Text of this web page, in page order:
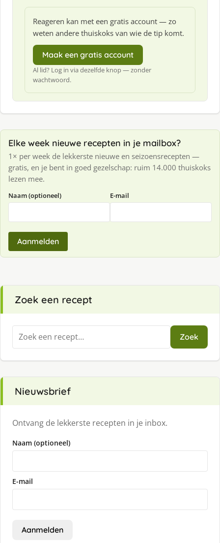
Reageren kan met een gratis account — zo
weten andere thuiskoks van wie de tip komt.
Maak een gratis account
Al lid? Log in via dezelfde knop — zonder
wachtwoord.
Elke week nieuwe recepten in je mailbox?
1× per week de lekkerste nieuwe en seizoensrecepten —
gratis, en je bent in goed gezelschap: ruim 14.000 thuiskoks
lezen mee.
Naam (optioneel) E-mail
Aanmelden
Zoek een recept
Zoeken
naar:
Zoek
Nieuwsbrief
Ontvang de lekkerste recepten in je inbox.
Naam (optioneel)
E-mail
Aanmelden